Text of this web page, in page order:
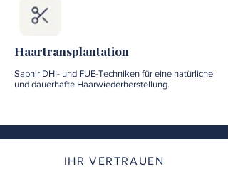
Haartransplantation
Saphir DHI- und FUE-Techniken für eine natürliche
und dauerhafte Haarwiederherstellung.
IHR VERTRAUEN